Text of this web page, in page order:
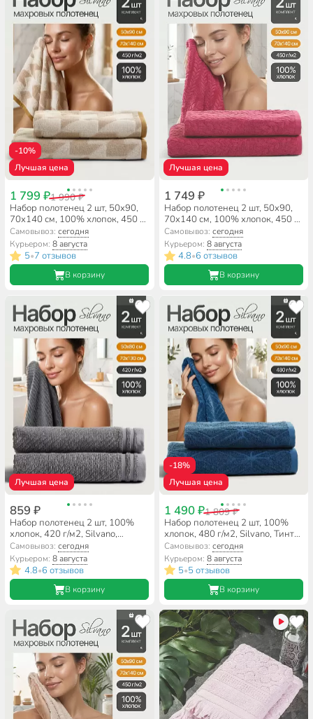
-10%
Лучшая цена
1 799 ₽1 990 ₽
Набор полотенец 2 шт, 50x90,
70x140 см, 100% хлопок, 450 г/
м2, Silvano, Эсла, бежевый,
Турция
Самовывоз:сегодня
Курьером:8 августа
5•7 отзывов
В корзину
Лучшая цена
1 749 ₽
Набор полотенец 2 шт, 50x90,
70x140 см, 100% хлопок, 450 г/
м2, Silvano, Флер, бордо, Турция
Самовывоз: сегодня
Курьером: 8 августа
4.8•6 отзывов
В корзину
Лучшая цена
859 ₽
Набор полотенец 2 шт, 100%
хлопок, 420 г/м2, Silvano,
Мореска, серый, Узбекистан
Самовывоз:сегодня
Курьером:8 августа
4.8•6 отзывов
В корзину
-18%
Лучшая цена
1 490 ₽1 809 ₽
Набор полотенец 2 шт, 100%
хлопок, 480 г/м2, Silvano, Тинто,
синий, Турция
Самовывоз: сегодня
Курьером: 8 августа
5•5 отзывов
В корзину